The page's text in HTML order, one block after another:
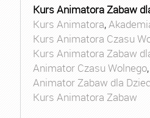
Kurs Animatora Zabaw
Kurs Animatora,
Kurs Animatora Czasu
Kurs Animatora Zabaw
Animator Czasu Wolnego,
Animator Zabaw dla
Kurs Animatora Zabaw